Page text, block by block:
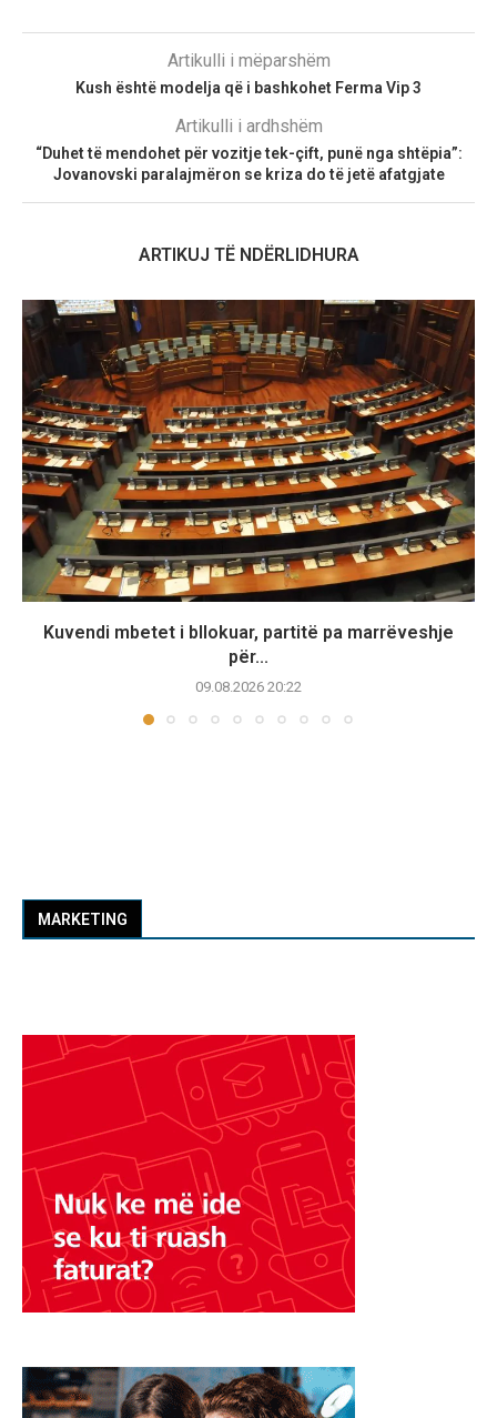
Artikulli i mëparshëm
Kush është modelja që i bashkohet Ferma Vip 3
Artikulli i ardhshëm
“Duhet të mendohet për vozitje tek-çift, punë nga shtëpia”:
Jovanovski paralajmëron se kriza do të jetë afatgjate
ARTIKUJ TË NDËRLIDHURA
Kuvendi mbetet i bllokuar, partitë pa marrëveshje
për...
09.08.2026 20:22
MARKETING